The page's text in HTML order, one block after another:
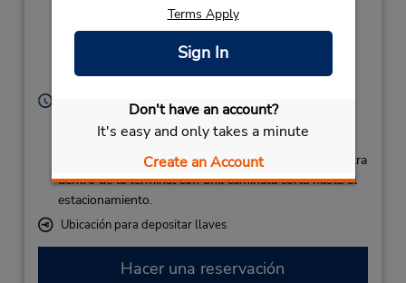
Terms Apply
Sign In
Don't have an account?
It's easy and only takes a minute
Create an Account
Bouguenais,
France
Horario de servicio:
Sun 9:00 AM - 10:45 PM; Mon - Fri 7:45 AM - 10:45
PM; Sat 8:00 AM - 6:30 PM
Si llega en avión, el mostrador de alquiler se encuentra
dentro de la terminal con una caminata corta hasta el
estacionamiento.
Ubicación para depositar llaves
Hacer una reservación